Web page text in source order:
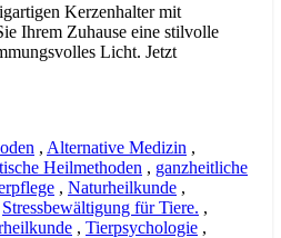
Kerzenhalter mit
Ihrem Zuhause eine stilvolle
Licht. Jetzt
, Alternative Medizin ,
Heilmethoden , ganzheitliche
, Naturheilkunde ,
Stressbewältigung für Tiere. ,
, Tierpsychologie ,